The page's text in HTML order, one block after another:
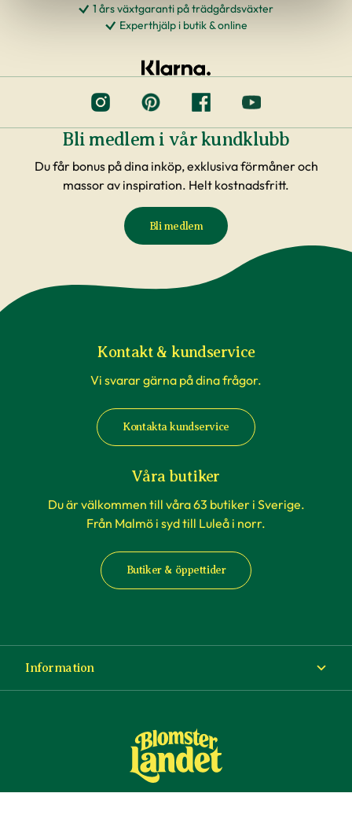
1 års växtgaranti på trädgårdsväxter
Experthjälp i butik & online
Bli medlem i vår kundklubb
Du får bonus på dina inköp, exklusiva förmåner och
massor av inspiration. Helt kostnadsfritt.
Bli medlem
Kontakt & kundservice
Vi svarar gärna på dina frågor.
Kontakta kundservice
Våra butiker
Du är välkommen till våra 63 butiker i Sverige.
Från Malmö i syd till Luleå i norr.
Butiker & öppettider
Information
Köp- och leveransvillkor